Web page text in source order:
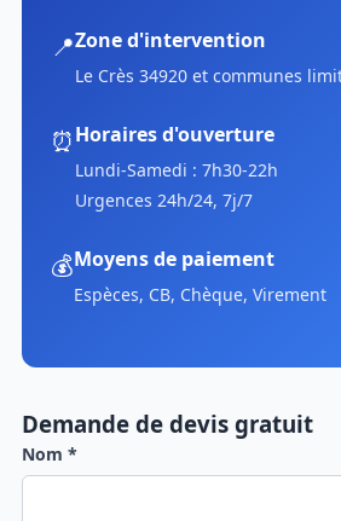
📍Zone d'intervention
Le Crès 34920 et communes
⏰Horaires d'ouverture
Lundi-Samedi : 7h30-22h
Urgences 24h/24, 7j/7
💰Moyens de paiement
Espèces, CB, Chèque, Virement
Demande de devis gratuit
Nom *